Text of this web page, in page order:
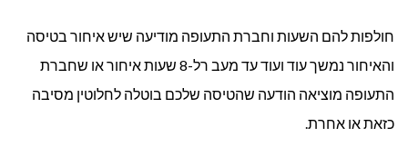
חולפות להם השעות וחברת התעופה מודיעה שיש איחור בטיסה
והאיחור נמשך עוד ועוד עד מעב רל-8 שעות איחור או שחברת
התעופה מוציאה הודעה שהטיסה שלכם בוטלה לחלוטין מסיבה
כזאת או אחרת.